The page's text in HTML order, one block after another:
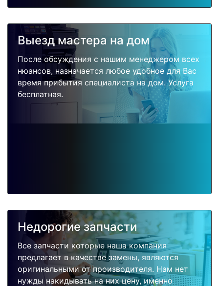
Выезд мастера на дом
После обсуждения с нашим менеджером всех
нюансов, назначается любое удобное для Вас
время прибытия специалиста на дом. Услуга
бесплатная.
Недорогие запчасти
Все запчасти которые наша компания
предлагает в качестве замены, являются
оригинальными от производителя. Нам нет
нужды накидывать на них цену, именно